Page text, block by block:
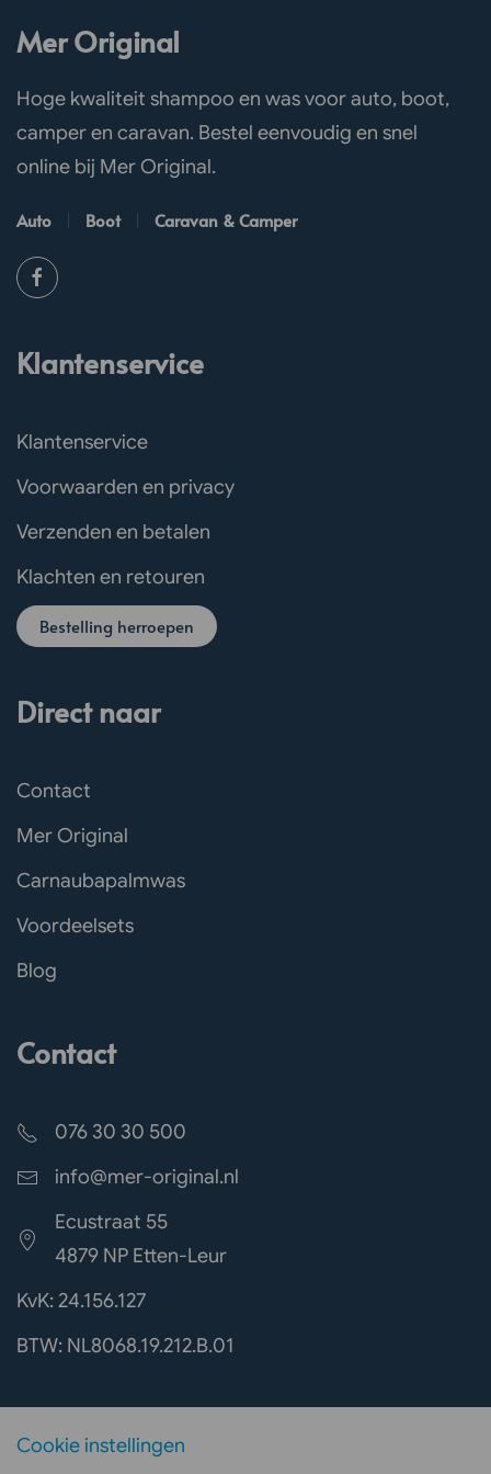
Mer Original
Hoge kwaliteit shampoo en was voor auto, boot,
camper en caravan. Bestel eenvoudig en snel
online bij Mer Original.
Auto Boot Caravan & Camper
Klantenservice
Klantenservice
Voorwaarden en privacy
Verzenden en betalen
Klachten en retouren
Bestelling herroepen
Direct naar
Contact
Mer Original
Carnaubapalmwas
Voordeelsets
Blog
Contact
076 30 30 500
info@mer-original.nl
Ecustraat 55
4879 NP Etten-Leur
KvK: 24.156.127
BTW: NL8068.19.212.B.01
Cookie instellingen